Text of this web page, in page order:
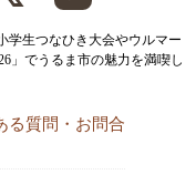
学生つなひき大会やウルマー
」でうるま市の魅力を満喫し
る質問・お問合